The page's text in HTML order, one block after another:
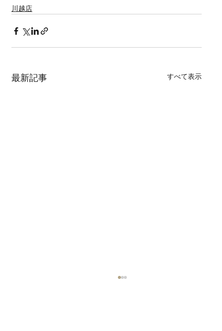
川越店
最新記事 すべて表示